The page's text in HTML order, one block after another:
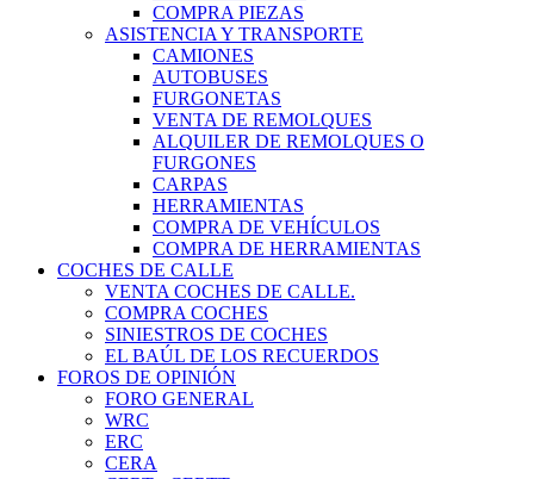
COMPRA PIEZAS
ASISTENCIA Y TRANSPORTE
CAMIONES
AUTOBUSES
FURGONETAS
VENTA DE REMOLQUES
ALQUILER DE REMOLQUES O
FURGONES
CARPAS
HERRAMIENTAS
COMPRA DE VEHÍCULOS
COMPRA DE HERRAMIENTAS
COCHES DE CALLE
VENTA COCHES DE CALLE.
COMPRA COCHES
SINIESTROS DE COCHES
EL BAÚL DE LOS RECUERDOS
FOROS DE OPINIÓN
FORO GENERAL
WRC
ERC
CERA